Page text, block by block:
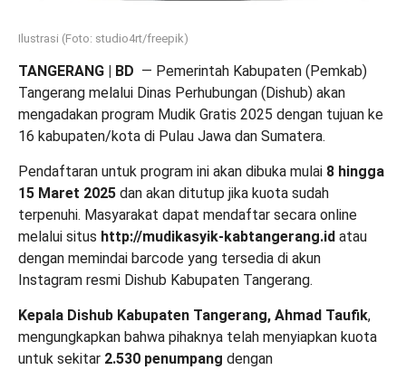
Ilustrasi (Foto: studio4rt/freepik)
TANGERANG | BD — Pemerintah Kabupaten (Pemkab)
Tangerang melalui Dinas Perhubungan (Dishub) akan
mengadakan program Mudik Gratis 2025 dengan tujuan ke
16 kabupaten/kota di Pulau Jawa dan Sumatera.
Pendaftaran untuk program ini akan dibuka mulai 8 hingga
15 Maret 2025 dan akan ditutup jika kuota sudah
terpenuhi. Masyarakat dapat mendaftar secara online
melalui situs http://mudikasyik-kabtangerang.id atau
dengan memindai barcode yang tersedia di akun
Instagram resmi Dishub Kabupaten Tangerang.
Kepala Dishub Kabupaten Tangerang, Ahmad Taufik,
mengungkapkan bahwa pihaknya telah menyiapkan kuota
untuk sekitar 2.530 penumpang dengan